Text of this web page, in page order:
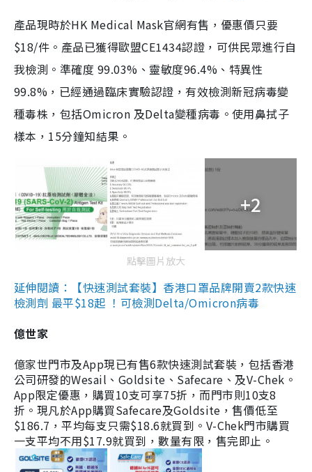
產品現時於HK Medical Mask官網有售，優惠價只要
$18/件。產品已獲得歐盟CE1434認證，可供民眾進行自
我檢測。準確度 99.03%、靈敏度96.4%、特異性
99.8%，已經通過臨床實驗認證，有效檢測新冠病毒變
種毒株，包括Omicron 及Delta變種病毒。使用鼻拭子
樣本，15分鐘知結果。
+2
點擊圖片放大
延伸閱讀：【快速測試套裝】香港口罩品牌開賣2款快速
檢測劑 最平$18起 ！可檢測Delta/Omicron病毒
億世家
億家世門市及App現已有售6款快速測試套裝，包括香港
公司研發的Wesail、Goldsite、Safecare、及V-Chek。
App限定優惠，購買10支可享75折，而門市則10支8
折。現凡於App購買Safecare及Goldsite，售價低至
$186.7，平均每支只需$18.6就買到。V-Chek門市購買
一支平均不用$17.9就買到，數量有限，售完即止。